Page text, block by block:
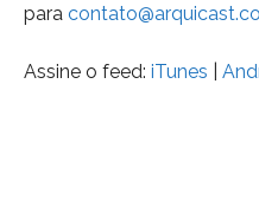
para
Assine o feed: iTunes